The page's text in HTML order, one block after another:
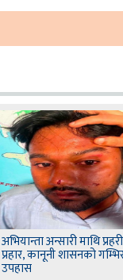
अभियान्ता अन्सारी माथि
प्रहार, कानूनी शासनको
उपहास